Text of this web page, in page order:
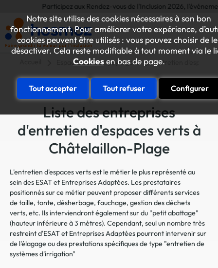
Notre site utilise des cookies nécessaires à son bon
fonctionnement. Pour améliorer votre expérience,
cookies peuvent être utilisés : vous pouvez choisir de
désactiver. Cela reste modifiable à tout moment via le
Cookiesen bas de page.
Tout accepter Tout refuser Configurer
Participez aux Rendez-vous de l'Inclusion 2026,
Espaces verts et paysagers Entretien d'espaces
Liste des entreprises
d'entretien d'espaces verts à
Châtelaillon-Plage
L'entretien d'espaces verts est le métier le plus représenté au
sein des ESAT et Entreprises Adaptées. Les prestataires
positionnés sur ce métier peuvent proposer différents services
de taille, tonte, désherbage, fauchage, gestion des déchets
verts, etc. Ils interviendront également sur du "petit abattage"
(hauteur inférieure à 3 mètres). Cependant, seul un nombre très
restreint d'ESAT et Entreprises Adaptées pourront intervenir sur
de l'élagage ou des prestations spécifiques de type "entretien de
systèmes d'irrigation"